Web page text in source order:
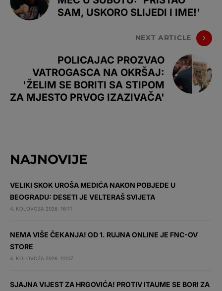
SAM, USKORO SLIJEDI I IME!'
NEXT ARTICLE
POLICAJAC PROZVAO
VATROGASCA NA OKRŠAJ:
'ŽELIM SE BORITI SA STIPOM
ZA MJESTO PRVOG IZAZIVAČA'
NAJNOVIJE
VELIKI SKOK UROŠA MEDIĆA NAKON POBJEDE U
BEOGRADU: DESETI JE VELTERAŠ SVIJETA
4. KOLOVOZA 2026. 16:11
NEMA VIŠE ČEKANJA! OD 1. RUJNA ONLINE JE FNC-OV
STORE
4. KOLOVOZA 2026. 12:07
SJAJNA VIJEST ZA HRGOVIĆA! PROTIV ITAUME SE BORI ZA